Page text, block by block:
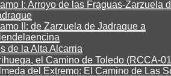
I: Arroyo de las Fraguas-Zarzuela
II: de Zarzuela de Jadraque a
de la Alta Alcarria
el Camino de Toledo (RCCA-
del Extremo: El Camino de Las